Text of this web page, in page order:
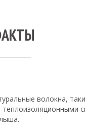
волокна,